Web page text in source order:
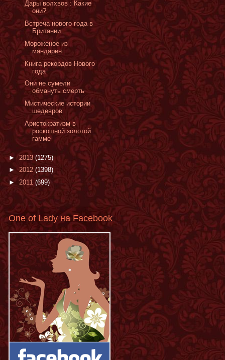
Дары волхвов : Какие
они?
Встреча нового года в
Британии
Мороженое из
мандарин
Книга рекордов Нового
года
Они не сумели
обмануть смерть
Мистические истории
шедевров
Аристократизм в
роскошной золотой
гамме
► 2013 (1275)
► 2012 (1398)
► 2011 (699)
One of Lady на Facebook